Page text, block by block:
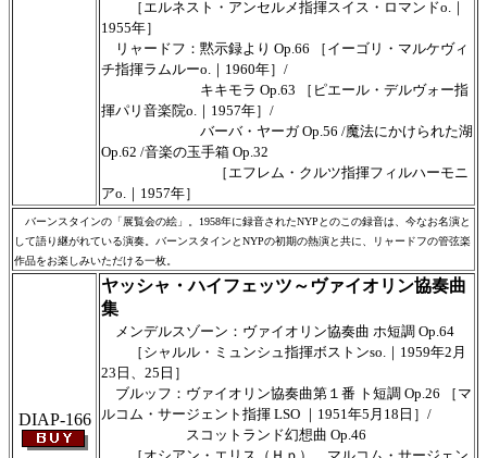
［エルネスト・アンセルメ指揮スイス・ロマンドo.｜
1955年］
リャードフ：黙示録より Op.66 ［イーゴリ・マルケヴィ
チ指揮ラムルーo.｜1960年］/
キキモラ Op.63 ［ピエール・デルヴォー指
揮パリ音楽院o.｜1957年］/
バーバ・ヤーガ Op.56 /魔法にかけられた湖
Op.62 /音楽の玉手箱 Op.32
［エフレム・クルツ指揮フィルハーモニ
アo.｜1957年］
バーンスタインの「展覧会の絵」。1958年に録音されたNYPとのこの録音は、今なお名演と
して語り継がれている演奏。バーンスタインとNYPの初期の熱演と共に、リャードフの管弦楽
作品をお楽しみいただける一枚。
DIAP-166
ヤッシャ・ハイフェッツ～ヴァイオリン協奏曲
集
メンデルスゾーン：ヴァイオリン協奏曲 ホ短調 Op.64
［シャルル・ミュンシュ指揮ボストンso.｜1959年2月
23日、25日］
ブルッフ：ヴァイオリン協奏曲第１番 ト短調 Op.26 ［マ
ルコム・サージェント指揮 LSO ｜1951年5月18日］/
スコットランド幻想曲 Op.46